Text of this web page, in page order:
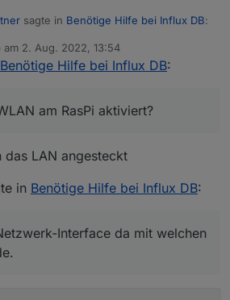
sagte in Benötige Hilfe bei Influx DB:
aufgefallen, das ioBroker auf zwei
und WLAN am RasPi aktiviert?
am 2. Aug. 2022, 13:54
von
Benötige Hilfe bei Influx DB:
am RasPi aktiviert?
das LAN angesteckt
in Benötige Hilfe bei Influx DB:
Interface da mit welchen